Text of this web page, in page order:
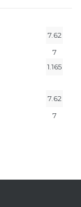
7.62
7
1.165
7.62
7